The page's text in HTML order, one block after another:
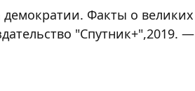
Факты о великих
"Спутник+",2019. —